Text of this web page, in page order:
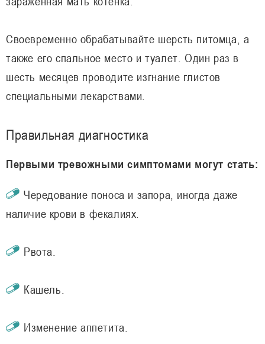
Своевременно обрабатывайте шерсть питомца, а
также его спальное место и туалет. Один раз в
шесть месяцев проводите изгнание глистов
специальными лекарствами.
Правильная диагностика
Первыми тревожными симптомами могут стать:
Чередование поноса и запора, иногда даже
наличие крови в фекалиях.
Рвота.
Кашель.
Изменение аппетита.